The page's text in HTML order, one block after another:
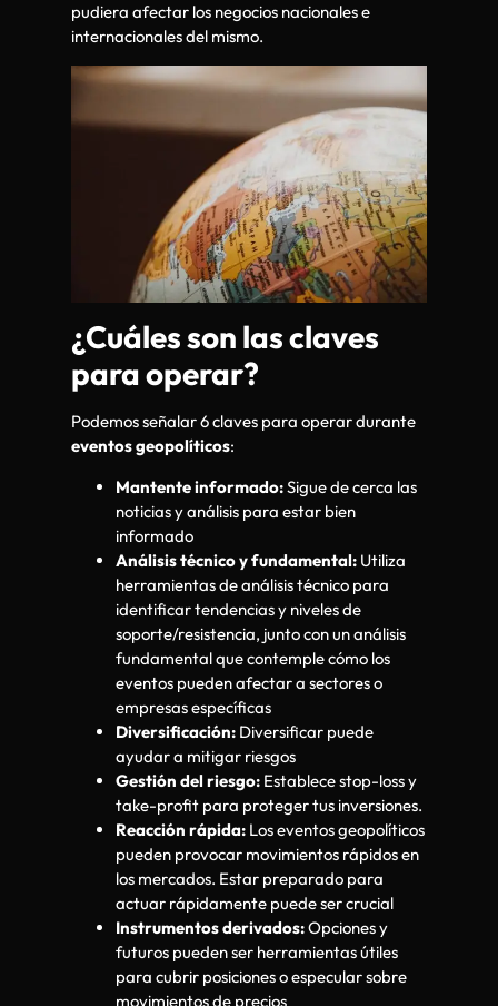
pudiera afectar los negocios nacionales e
internacionales del mismo.
¿Cuáles son las claves
para operar?
Podemos señalar 6 claves para operar durante
eventos geopolíticos:
Mantente informado:Sigue de cerca las
noticias y análisis para estar bien
informado
Análisis técnico y fundamental: Utiliza
herramientas de análisis técnico para
identificar tendencias y niveles de
soporte/resistencia, junto con un análisis
fundamental que contemple cómo los
eventos pueden afectar a sectores o
empresas específicas
Diversificación: Diversificar puede
ayudar a mitigar riesgos
Gestión del riesgo: Establece stop-loss y
take-profit para proteger tus inversiones.
Reacción rápida: Los eventos geopolíticos
pueden provocar movimientos rápidos en
los mercados. Estar preparado para
actuar rápidamente puede ser crucial
Instrumentos derivados:Opciones y
futuros pueden ser herramientas útiles
para cubrir posiciones o especular sobre
movimientos de precios